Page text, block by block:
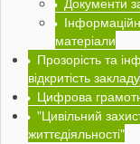
матеріали
Прозорість та
відкритість закладу
Цифрова
"Цивільний
життєдіяльності"